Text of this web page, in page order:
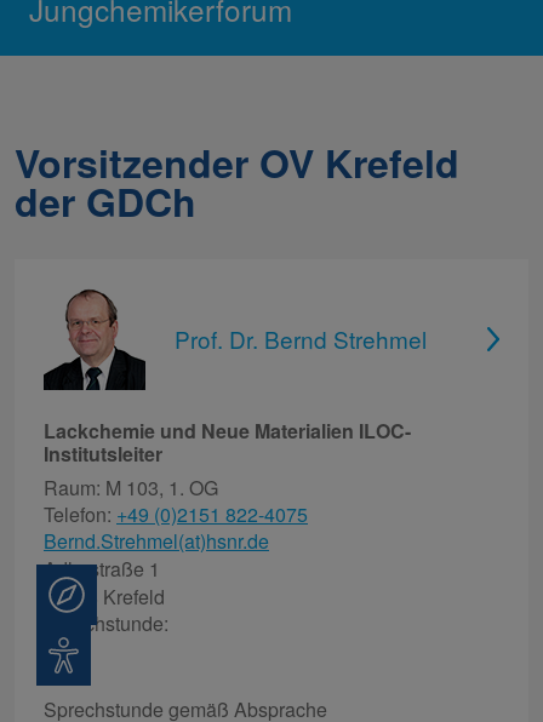
Jungchemikerforum
Vorsitzender OV Krefeld
der GDCh
Prof. Dr. Bernd Strehmel
Lackchemie und Neue Materialien ILOC-
Institutsleiter
Raum: M 103, 1. OG
Telefon: +49 (0)2151 822-4075
Bernd.Strehmel(at)hsnr.de
Adlerstraße 1
47798 Krefeld
Sprechstunde:
Sprechstunde gemäß Absprache
Beratung